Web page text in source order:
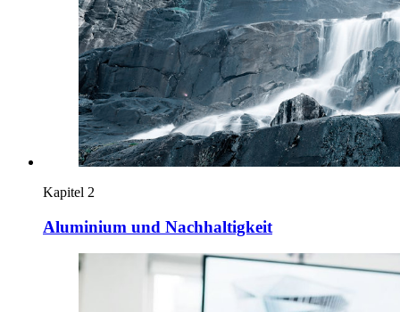
Kapitel 2
Aluminium und Nachhaltigkeit